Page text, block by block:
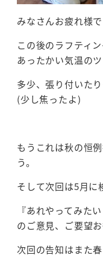
みなさんお疲れ様
この後のラフティ
あったかい気温のツ
多少、張り付いた
(少し焦ったよ)
もうこれは秋の恒
う。
そして次回は5月に
『あれやってみた
のご意見、ご要望
次回の告知はまた春